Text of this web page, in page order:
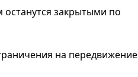
закрытыми по
на передвижение